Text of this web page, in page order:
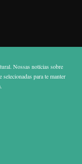
Nossas notícias sobre
para te manter